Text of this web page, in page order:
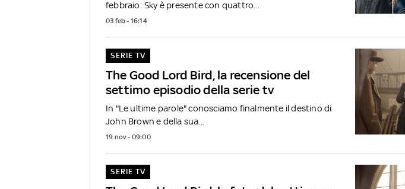
febbraio: Sky è presente con quattro...
03 feb - 16:14
The Good Lord Bird, la recensione del
settimo episodio della serie tv
SERIE TV
In "Le ultime parole" conosciamo finalmente il destino di
John Brown e della sua...
19 nov - 09:00
SERIE TV